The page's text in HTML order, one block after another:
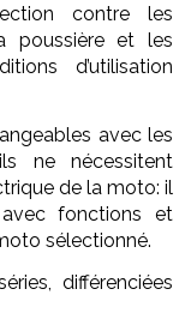
contre les
poussière et les
d’utilisation
avec les
ne nécessitent
de la moto: il
fonctions et
sélectionné.
différenciées